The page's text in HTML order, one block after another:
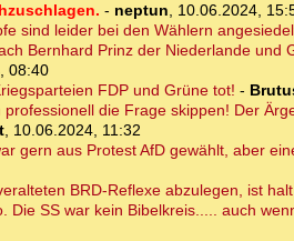
- neptun, 10.06.2024,
sind leider bei den Wählern
Bernhard Prinz der Niederlande
08:40
FDP und Grüne tot! -
die Frage skippen! Der
, 10.06.2024, 11:32
gern aus Protest AfD gewählt, aber
BRD-Reflexe abzulegen, ist
SS war kein Bibelkreis..... auch